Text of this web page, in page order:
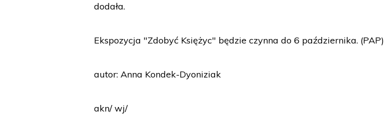
dodała.
Ekspozycja "Zdobyć Księżyc" będzie czynna do 6 października. (PAP)
autor: Anna Kondek-Dyoniziak
akn/ wj/